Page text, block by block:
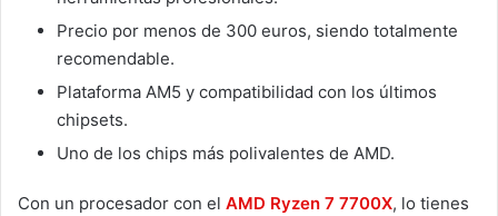
Precio por menos de 300 euros, siendo totalmente
recomendable.
Plataforma AM5 y compatibilidad con los últimos
chipsets.
Uno de los chips más polivalentes de AMD.
Con un procesador con el AMD Ryzen 7 7700X, lo tienes